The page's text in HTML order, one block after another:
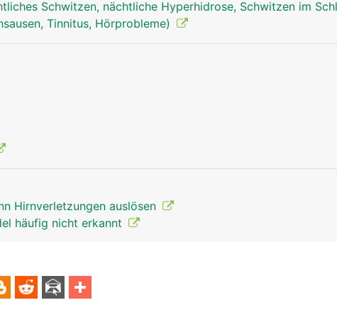
Schwitzen, nächtliche Hyperhidrose, Schwitzen im
Tinnitus, Hörprobleme)
Hirnverletzungen auslösen
häufig nicht erkannt